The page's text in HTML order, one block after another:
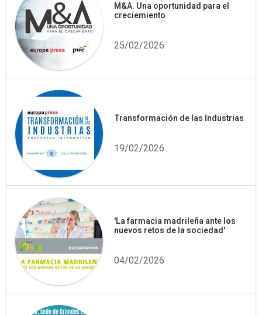
M&A. Una oportunidad para el
creciemiento
25/02/2026
Transformación de las Industrias
19/02/2026
'La farmacia madrileña ante los
nuevos retos de la sociedad'
04/02/2026